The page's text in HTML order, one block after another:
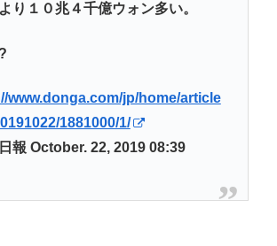
り１０兆４千億ウォン多い。
www.donga.com/jp/home/article
1881000/1/
報 October. 22, 2019 08:39